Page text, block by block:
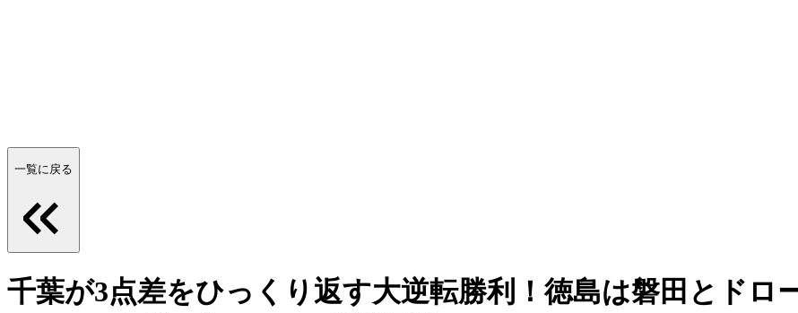
一覧に戻る
千葉が3点差をひっくり返す大逆転勝利！徳島は磐田とドロ